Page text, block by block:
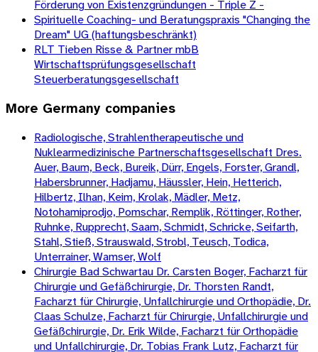
Förderung von Existenzgründungen - Triple Z -
Spirituelle Coaching- und Beratungspraxis "Changing the
Dream" UG (haftungsbeschränkt)
RLT Tieben Risse & Partner mbB
Wirtschaftsprüfungsgesellschaft
Steuerberatungsgesellschaft
More Germany companies
Radiologische, Strahlentherapeutische und
Nuklearmedizinische Partnerschaftsgesellschaft Dres.
Auer, Baum, Beck, Bureik, Dürr, Engels, Forster, Grandl,
Habersbrunner, Hadjamu, Häussler, Hein, Hetterich,
Hilbertz, Ilhan, Keim, Krolak, Mädler, Metz,
Notohamiprodjo, Pomschar, Remplik, Röttinger, Rother,
Ruhnke, Rupprecht, Saam, Schmidt, Schricke, Seifarth,
Stahl, Stieß, Strauswald, Strobl, Teusch, Todica,
Unterrainer, Wamser, Wolf
Chirurgie Bad Schwartau Dr. Carsten Boger, Facharzt für
Chirurgie und Gefäßchirurgie, Dr. Thorsten Randt,
Facharzt für Chirurgie, Unfallchirurgie und Orthopädie, Dr.
Claas Schulze, Facharzt für Chirurgie, Unfallchirurgie und
Gefäßchirurgie, Dr. Erik Wilde, Facharzt für Orthopädie
und Unfallchirurgie, Dr. Tobias Frank Lutz, Facharzt für